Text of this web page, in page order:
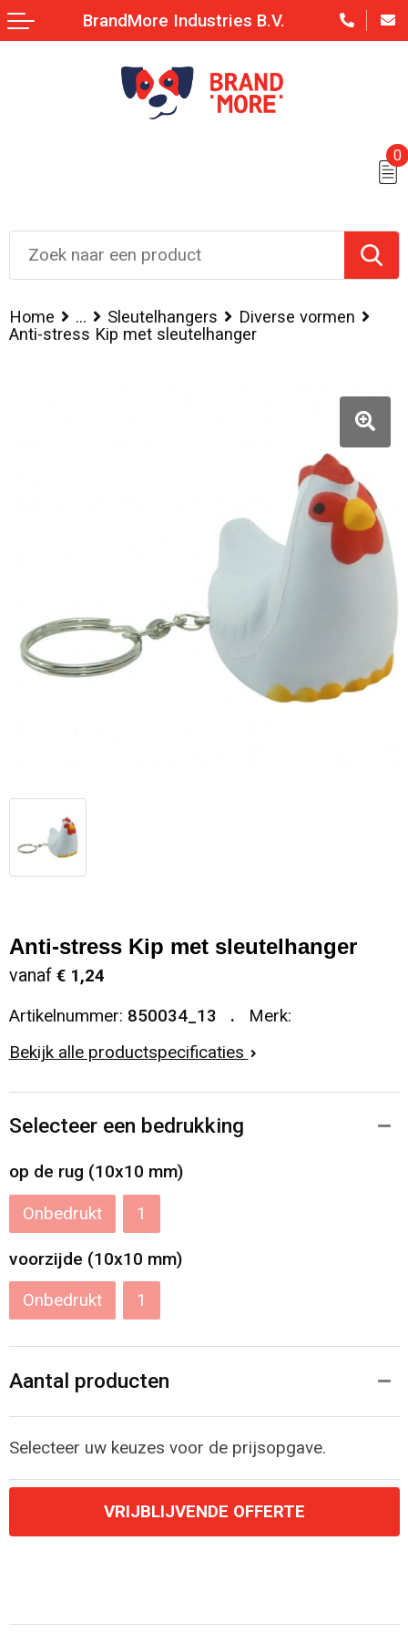
0
BrandMore Industries B.V.
Home ... Sleutelhangers
Diverse vormen
Anti-stress Kip met sleutelhanger
Anti-stress Kip met sleutelhanger
vanaf € 1,24
Artikelnummer: 850034_13
Merk:
Bekijk alle productspecificaties
Selecteer een bedrukking
op de rug (10x10 mm)
Onbedrukt 1
voorzijde (10x10 mm)
Onbedrukt 1
Aantal producten
Selecteer uw keuzes voor de prijsopgave.
VRIJBLIJVENDE OFFERTE